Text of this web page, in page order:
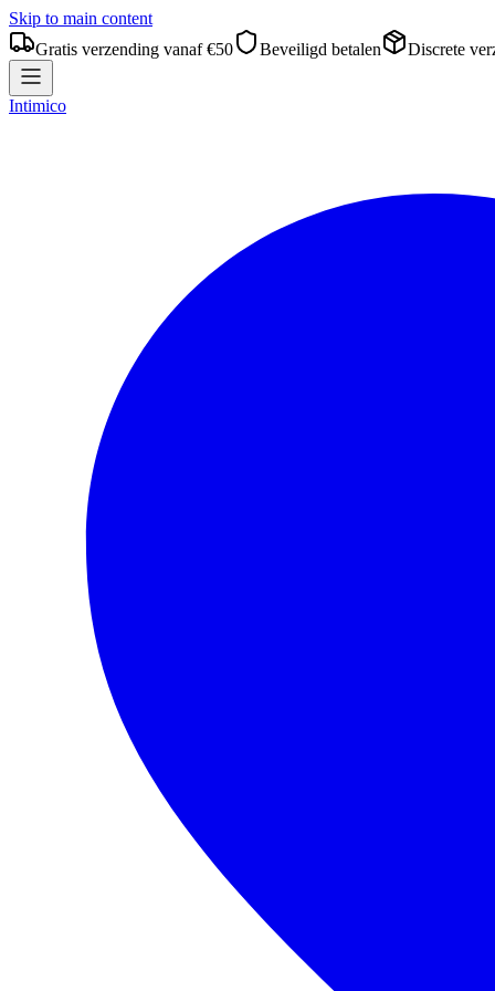
Skip to main content
Gratis verzending vanaf €50
Beveiligd betalen Discrete
Intimico